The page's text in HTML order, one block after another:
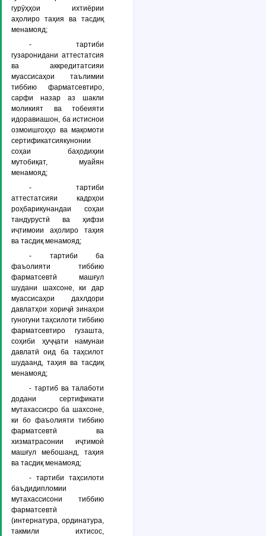
гурӯҳҳои ихтиёрии
аҳолиро таҳия ва тасдиқ
менамояд;
- тартиби
гузаронидани аттестатсия
ва аккредитатсияи
муассисаҳои таълимии
тиббию фарматсевтиро,
сарфи назар аз шакли
моликият ва тобеияти
идоравиашон, ба истиснои
озмоишгоҳҳо ва мақомоти
сертификатсиякунонии
соҳаи баҳодиҳии
мутобиқат, муайян
менамояд;
- тартиби
аттестатсияи кадрҳои
роҳбарикунандаи соҳаи
тандурустӣ ва ҳифзи
иҷтимоии аҳолиро таҳия
ва тасдиқ менамояд;
- тартиби ба
фаъолияти тиббию
фарматсевтӣ машғул
шудани шахсоне, ки дар
муассисаҳои дахлдори
давлатҳои хориҷӣ зинаҳои
гуногуни таҳсилоти тиббию
фарматсевтиро гузашта,
соҳиби ҳуҷҷати намунаи
давлатӣ оид ба таҳсилот
шудаанд, таҳия ва тасдиқ
менамояд;
- тартиб ва талаботи
додани сертификати
мутахассисро ба шахсоне,
ки бо фаъолияти тиббию
фарматсевтӣ ва
хизматрасонии иҷтимоӣ
машғул мебошанд, таҳия
ва тасдиқ менамояд;
- тартиби таҳсилоти
баъдидипломии
мутахассисони тиббию
фарматсевтӣ
(интернатура, ординатура,
такмили ихтисос,